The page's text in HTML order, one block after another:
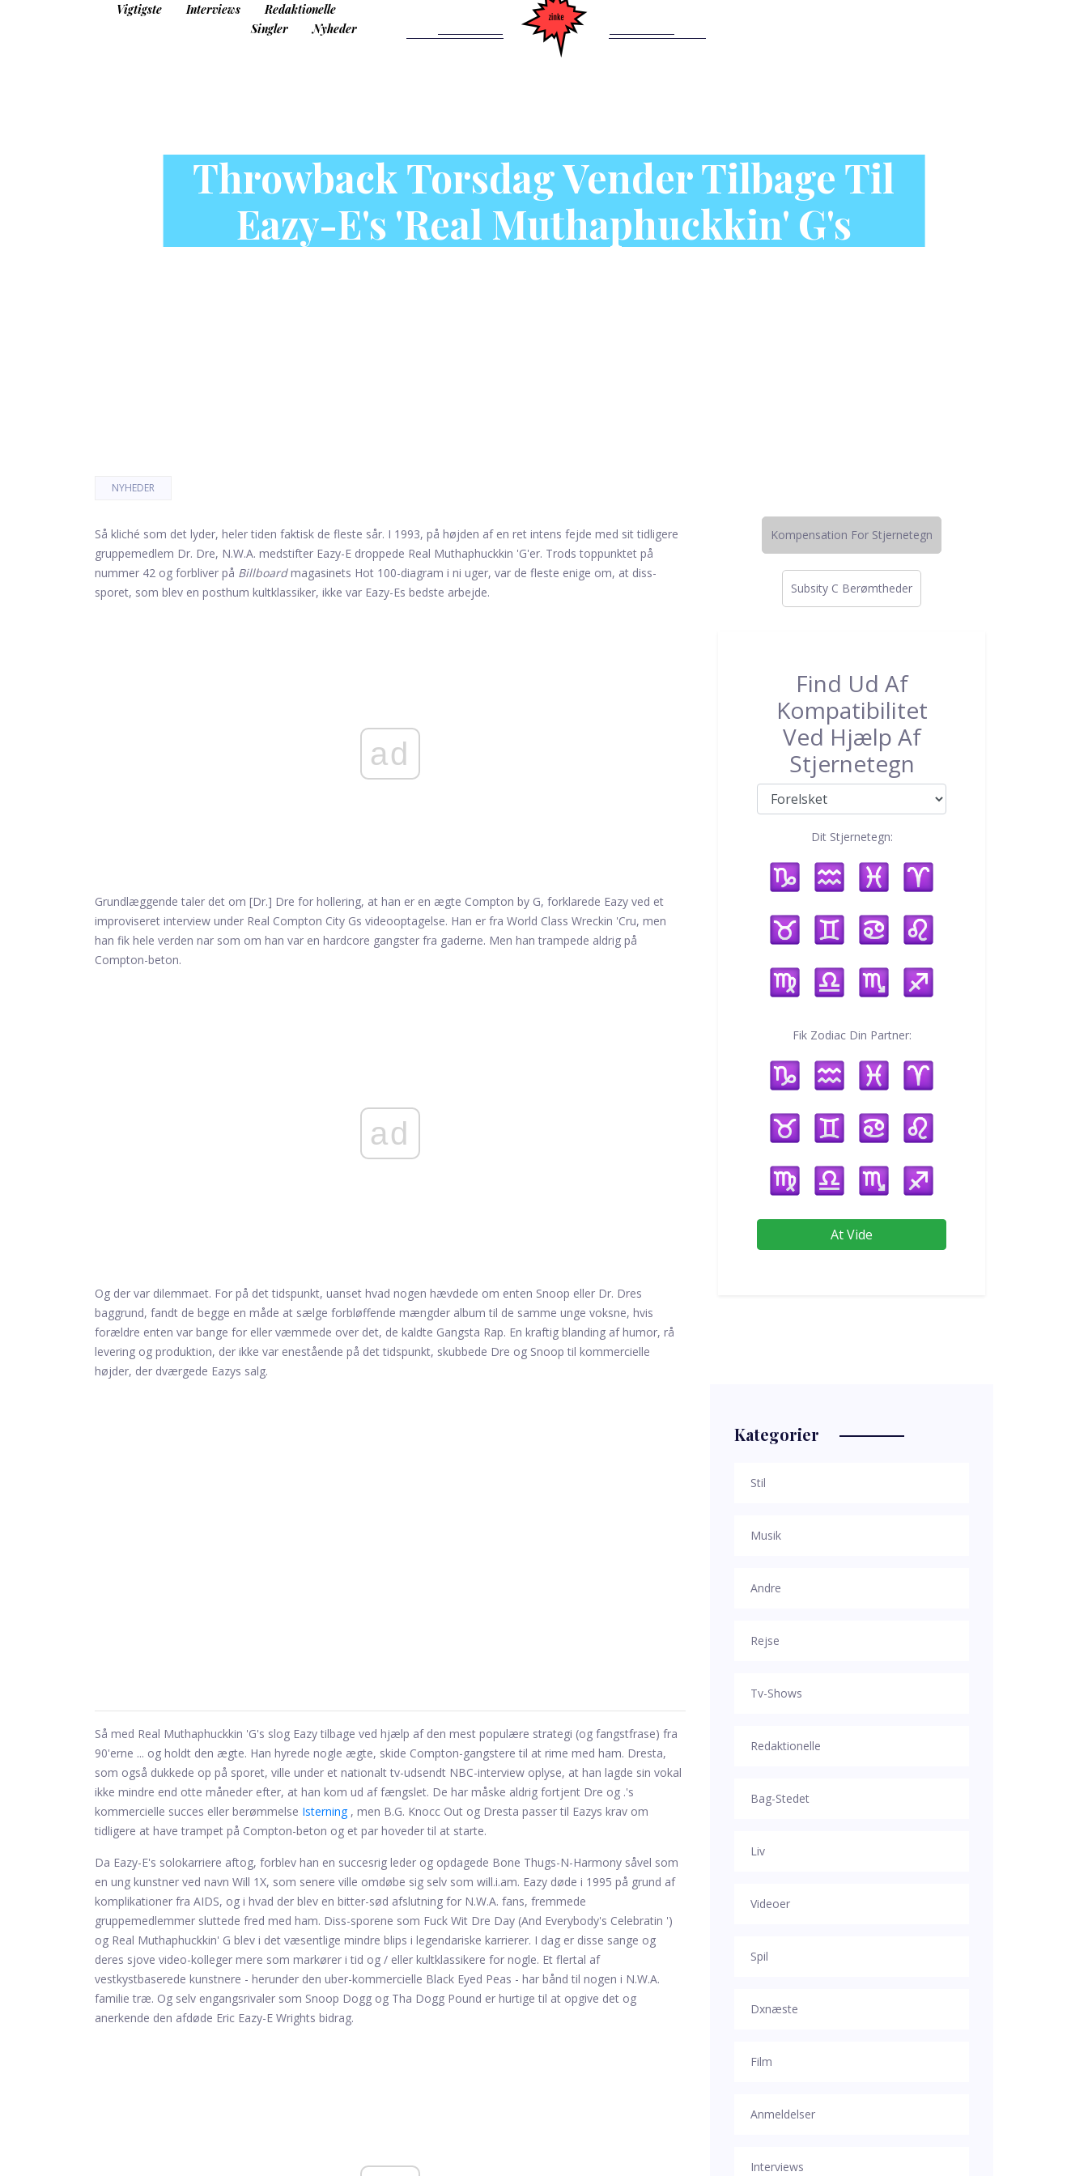
Vigtigste Interviews
Redaktionelle
Singler
Nyheder
Throwback Torsdag Vender Tilbage Til
Eazy-E's 'Real Muthaphuckkin' G's
NYHEDER
Så kliché som det lyder, heler tiden faktisk de fleste sår. I 1993, på højden af ​​en ret intens fejde med sit tidligere
gruppemedlem Dr. Dre, N.W.A. medstifter Eazy-E droppede Real Muthaphuckkin 'G'er. Trods toppunktet på
nummer 42 og forbliver på Billboardmagasinets Hot 100-diagram i ni uger, var de fleste enige om, at diss-
sporet, som blev en posthum kultklassiker, ikke var Eazy-Es bedste arbejde.
ad
Grundlæggende taler det om [Dr.] Dre for hollering, at han er en ægte Compton by G, forklarede Eazy ved et
improviseret interview under Real Compton City Gs videooptagelse. Han er fra World Class Wreckin 'Cru, men
han fik hele verden nar som om han var en hardcore gangster fra gaderne. Men han trampede aldrig på
Compton-beton.
ad
Og der var dilemmaet. For på det tidspunkt, uanset hvad nogen hævdede om enten Snoop eller Dr. Dres
baggrund, fandt de begge en måde at sælge forbløffende mængder album til de samme unge voksne, hvis
forældre enten var bange for eller væmmede over det, de kaldte Gangsta Rap. En kraftig blanding af humor, rå
levering og produktion, der ikke var enestående på det tidspunkt, skubbede Dre og Snoop til kommercielle
højder, der dværgede Eazys salg.
Så med Real Muthaphuckkin 'G's slog Eazy tilbage ved hjælp af den mest populære strategi (og fangstfrase) fra
90'erne ... og holdt den ægte. Han hyrede nogle ægte, skide Compton-gangstere til at rime med ham. Dresta,
som også dukkede op på sporet, ville under et nationalt tv-udsendt NBC-interview oplyse, at han lagde sin vokal
ikke mindre end otte måneder efter, at han kom ud af fængslet. De har måske aldrig fortjent Dre og .'s
kommercielle succes eller berømmelse Isterning, men B.G. Knocc Out og Dresta passer til Eazys krav om
tidligere at have trampet på Compton-beton og et par hoveder til at starte.
Da Eazy-E's solokarriere aftog, forblev han en succesrig leder og opdagede Bone Thugs-N-Harmony såvel som
en ung kunstner ved navn Will 1X, som senere ville omdøbe sig selv som will.i.am. Eazy døde i 1995 på grund af
komplikationer fra AIDS, og i hvad der blev en bitter-sød afslutning for N.W.A. fans, fremmede
gruppemedlemmer sluttede fred med ham. Diss-sporene som Fuck Wit Dre Day (And Everybody's Celebratin ')
og Real Muthaphuckkin' G blev i det væsentlige mindre blips i legendariske karrierer. I dag er disse sange og
deres sjove video-kolleger mere som markører i tid og / eller kultklassikere for nogle. Et flertal af
vestkystbaserede kunstnere - herunder den uber-kommercielle Black Eyed Peas - har bånd til nogen i N.W.A.
familie træ. Og selv engangsrivaler som Snoop Dogg og Tha Dogg Pound er hurtige til at opgive det og
anerkende den afdøde Eric Eazy-E Wrights bidrag.
Kompensation For Stjernetegn
Subsity C Berømtheder
Find Ud Af
Kompatibilitet
Ved Hjælp Af
Stjernetegn
Dit Stjernetegn:
Fik Zodiac Din Partner:
At Vide
Kategorier
Stil
Musik
Andre
Rejse
Tv-Shows
Redaktionelle
Bag-Stedet
Liv
Videoer
Spil
Dxnæste
Film
Anmeldelser
Interviews